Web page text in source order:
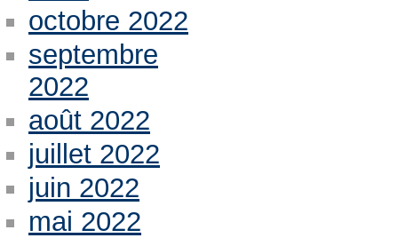
octobre 2022
septembre
2022
août 2022
juillet 2022
juin 2022
mai 2022